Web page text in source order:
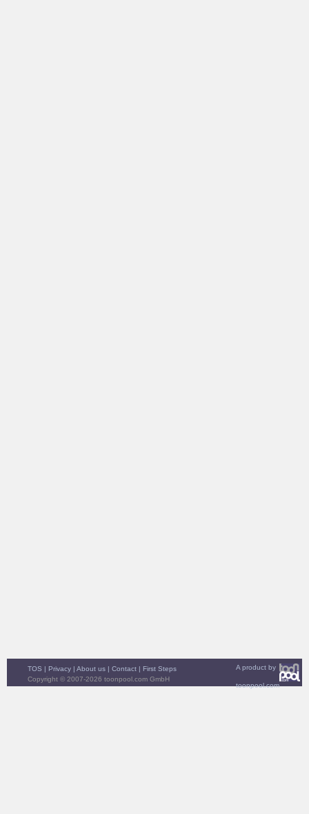
A product by
toonpool.com
TOS | Privacy | About us | Contact | First Steps
Copyright © 2007-2026 toonpool.com GmbH